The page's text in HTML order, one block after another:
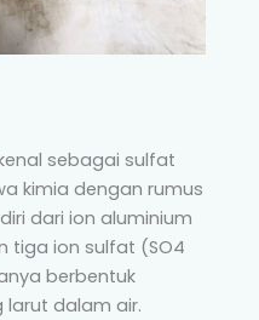
sebagai sulfat
kimia dengan rumus
dari ion aluminium
tiga ion sulfat (SO4
berbentuk
dalam air.